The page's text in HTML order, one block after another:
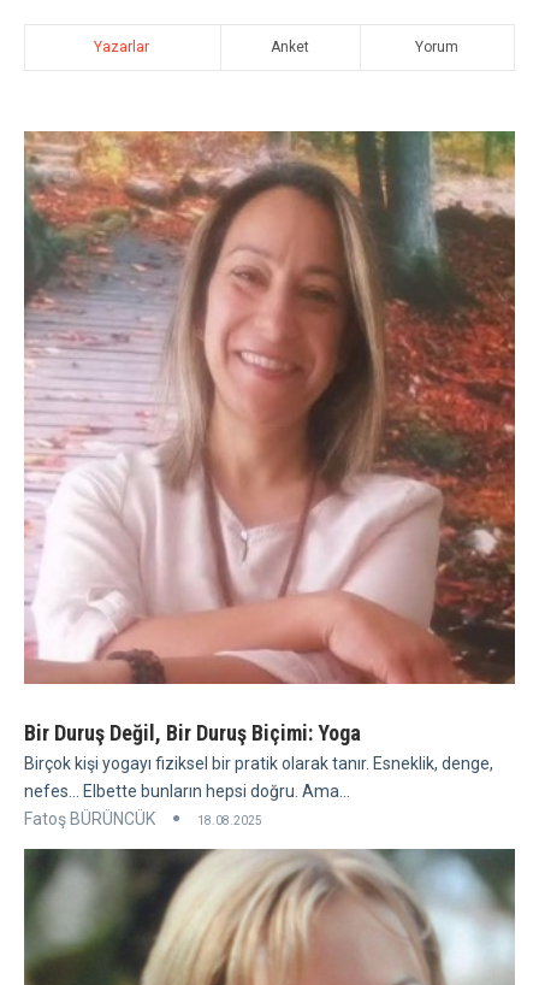
Yazarlar Anket Yorum
Bir Duruş Değil, Bir Duruş Biçimi: Yoga
Birçok kişi yogayı fiziksel bir pratik olarak tanır. Esneklik, denge,
nefes... Elbette bunların hepsi doğru. Ama...
Fatoş BÜRÜNCÜK
18.08.2025